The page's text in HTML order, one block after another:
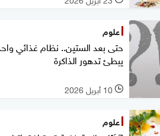
علوم
حتى بعد الستين.. نظام غذائي
يبطئ تدهور الذاكرة
l 10 أبريل 2026
علوم